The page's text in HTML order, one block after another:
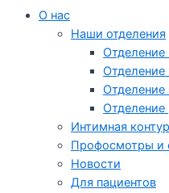
О нас
Наши отделения
Отделение
Отделение
Отделение
Отделение
Интимная
Профосмотры и
Новости
Для пациентов